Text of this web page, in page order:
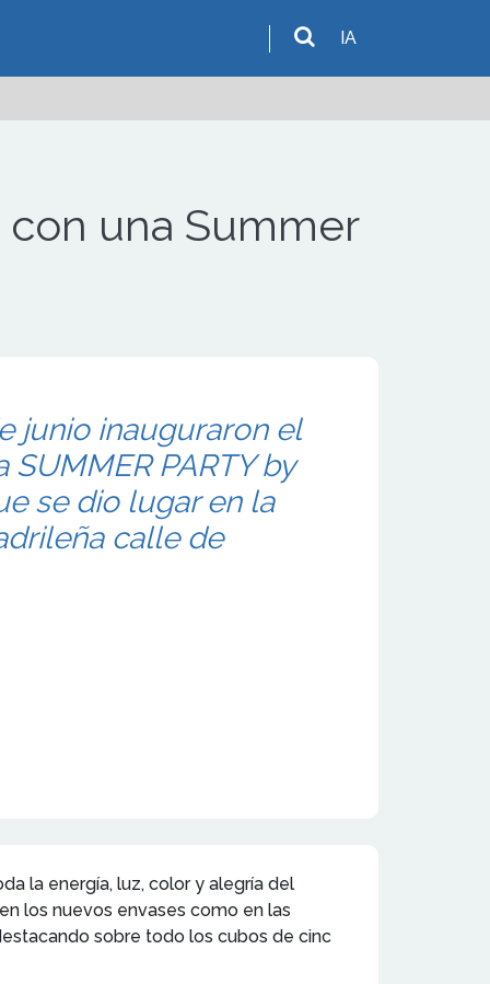
IA
una Summer
junio inauguraron el
SUMMER PARTY by
se dio lugar en la
calle de
la energía, luz, color y alegría del
los nuevos envases como en las
sobre todo los cubos de cinc